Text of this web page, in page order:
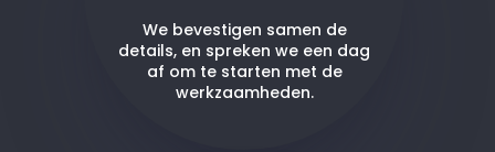
We bevestigen samen de
details, en spreken we een dag
af om te starten met de
werkzaamheden.